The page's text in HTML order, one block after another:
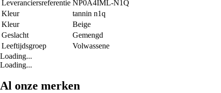
Leveranciersreferentie NP0A4IML-N1Q
Kleur
tannin n1q
Kleur
Beige
Geslacht
Gemengd
Leeftijdsgroep
Volwassene
Loading...
Loading...
Al onze merken